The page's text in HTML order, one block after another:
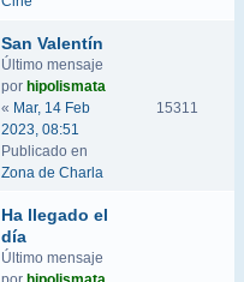
San Valentín
Último mensaje
por hipolismata
« Mar, 14 Feb
2023, 08:51
Publicado en
Zona de Charla
15311
Ha llegado el
día
Último mensaje